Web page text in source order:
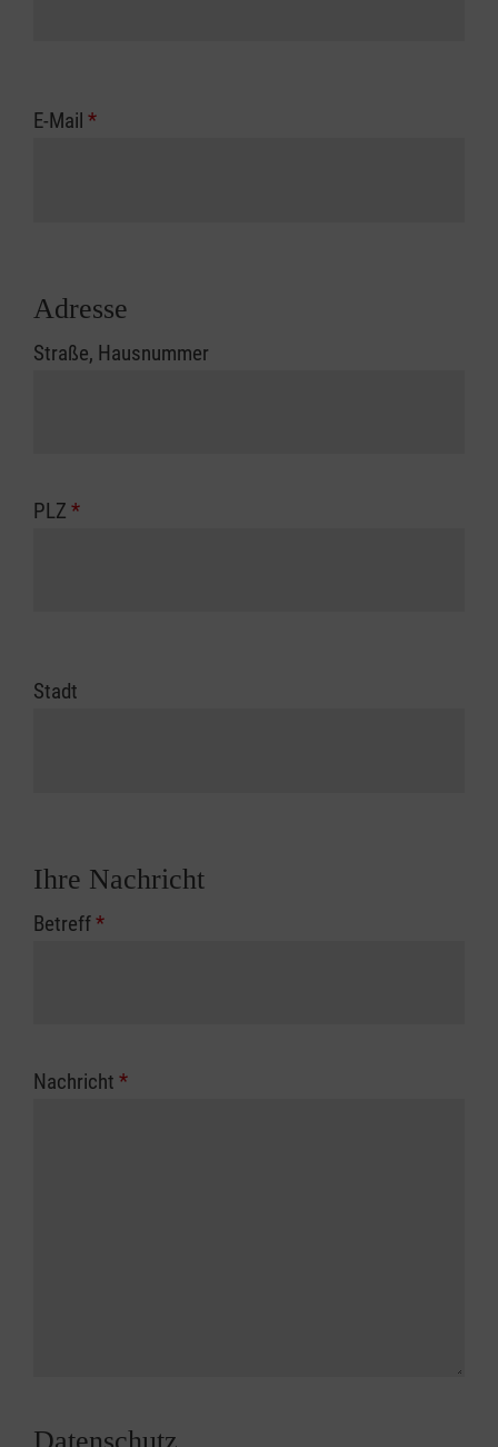
E-Mail *
Adresse
Straße, Hausnummer
PLZ *
Stadt
Ihre Nachricht
Betreff*
Nachricht *